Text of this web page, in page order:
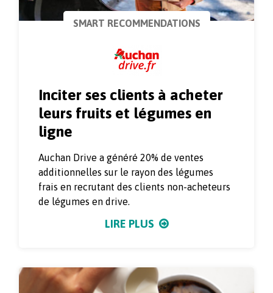
SMART RECOMMENDATIONS
Inciter ses clients à acheter
leurs fruits et légumes en
ligne
Auchan Drive a généré 20% de ventes
additionnelles sur le rayon des légumes
frais en recrutant des clients non-acheteurs
de légumes en drive.
LIRE PLUS